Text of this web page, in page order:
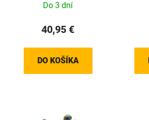
Do 3 dní
40,95 €
DO KOŠÍKA